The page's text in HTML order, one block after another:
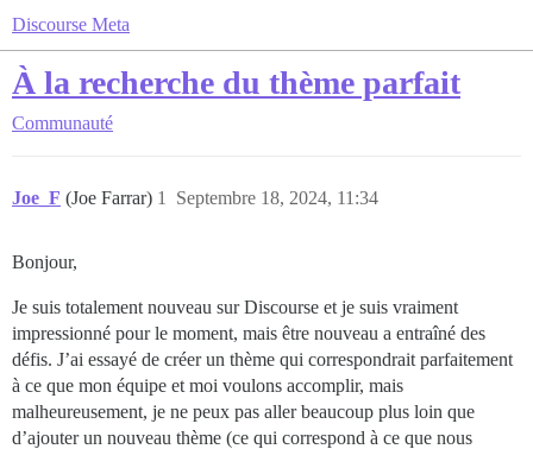
Discourse Meta
À la recherche du thème parfait
Communauté
Joe_F (Joe Farrar) Septembre 18, 2024, 11:34
1
Bonjour,
Je suis totalement nouveau sur Discourse et je suis vraiment
impressionné pour le moment, mais être nouveau a entraîné des
défis. J’ai essayé de créer un thème qui correspondrait parfaitement
à ce que mon équipe et moi voulons accomplir, mais
malheureusement, je ne peux pas aller beaucoup plus loin que
d’ajouter un nouveau thème (ce qui correspond à ce que nous